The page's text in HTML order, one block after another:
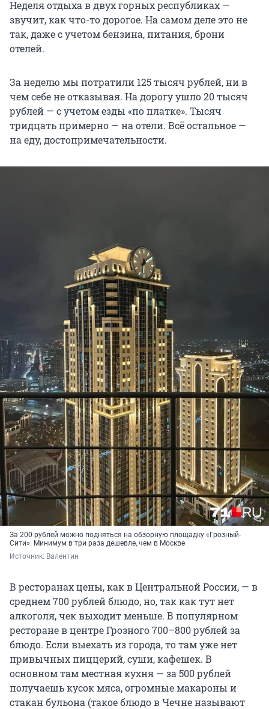
Неделя отдыха в двух горных республиках —
звучит, как что-то дорогое. На самом деле это не
так, даже с учетом бензина, питания, брони
отелей.
За неделю мы потратили 125 тысяч рублей, ни в
чем себе не отказывая. На дорогу ушло 20 тысяч
рублей — с учетом езды «по платке». Тысяч
тридцать примерно — на отели. Всё остальное —
на еду, достопримечательности.
За 200 рублей можно подняться на обзорную площадку «Грозный-
Сити». Минимум в три раза дешевле, чем в Москве
Источник: Валентин
В ресторанах цены, как в Центральной России, — в
среднем 700 рублей блюдо, но, так как тут нет
алкоголя, чек выходит меньше. В популярном
ресторане в центре Грозного700–800 рублейза
блюдо. Если выехать из города, то там уже нет
привычных пиццерий, суши, кафешек. В
основном там местная кухня — за 500 рублей
получаешь кусок мяса, огромные макароны и
стакан бульона (такое блюдо в Чечне называют